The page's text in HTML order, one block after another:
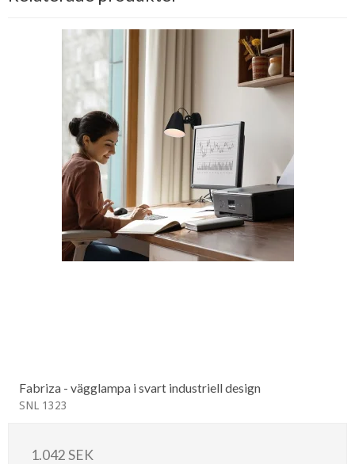
Fabriza - vägglampa i svart industriell design
SNL 1323
1.042 SEK